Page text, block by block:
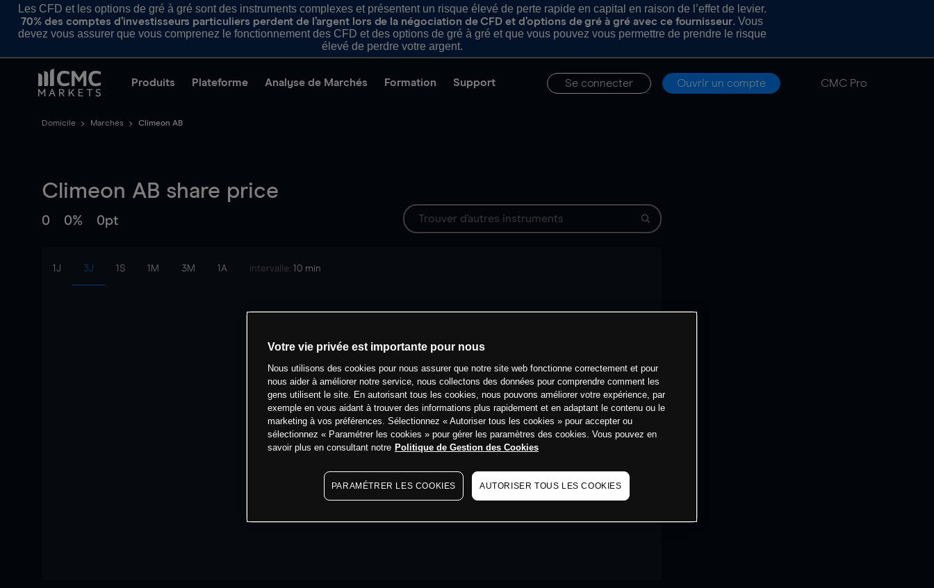
Les CFD et les options de gré à gré sont des instruments complexes et présentent un risque élevé de perte rapide en capital en raison de l’effet de levier.
70% des comptes d’investisseurs particuliers perdent de l’argent lors de la négociation de CFD et d’options de gré à gré avec ce fournisseur. Vous
devez vous assurer que vous comprenez le fonctionnement des CFD et des options de gré à gré et que vous pouvez vous permettre de prendre le risque
élevé de perdre votre argent.
Produits Plateforme Analyse de Marchés Formation Support Se connecter Ouvrir un compte CMC Pro
Domicile Marchés Climeon AB
Climeon AB share price
0 0% 0pt
1J 3J 1S 1M 3M 1A intervalle: 10 min
Votre vie privée est importante pour nous
Nous utilisons des cookies pour nous assurer que notre site web fonctionne correctement et pour
nous aider à améliorer notre service, nous collectons des données pour comprendre comment les
gens utilisent le site. En autorisant tous les cookies, nous pouvons améliorer votre expérience, par
exemple en vous aidant à trouver des informations plus rapidement et en adaptant le contenu ou le
marketing à vos préférences. Sélectionnez « Autoriser tous les cookies » pour accepter ou
sélectionnez « Paramétrer les cookies » pour gérer les paramètres des cookies. Vous pouvez en
savoir plus en consultant notre Politique de Gestion des Cookies
PARAMÉTRER LES COOKIES AUTORISER TOUS LES COOKIES